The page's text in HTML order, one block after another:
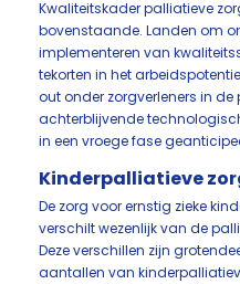
Kwaliteitskader palliatieve
bovenstaande. Landen om
implementeren van
tekorten in het
out onder zorgverleners in de
achterblijvende
in een vroege fase
Kinderpalliatieve
De zorg voor ernstig zieke
verschilt wezenlijk van de
Deze verschillen zijn
aantallen van